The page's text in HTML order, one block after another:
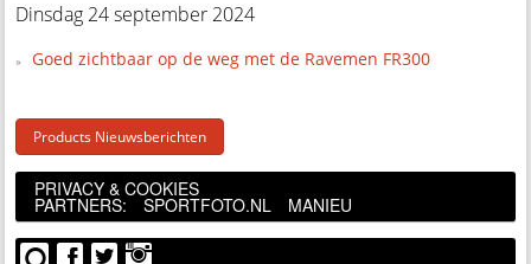
Dinsdag 24 september 2024
Goed zichtbaar op de weg met de Ravemen FR300
Products Nieuwsberichten
PRIVACY & COOKIES
PARTNERS: SPORTFOTO.NL MANIEU